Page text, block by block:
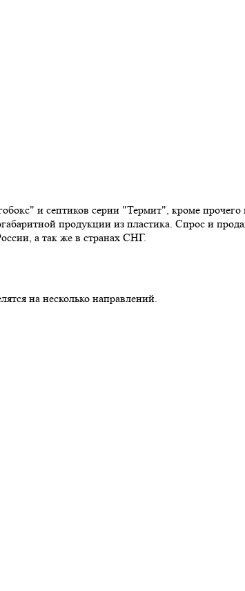
и септиков серии "Термит", кроме
продукции из пластика. Спрос и
а так же в странах СНГ.
на несколько направлений.